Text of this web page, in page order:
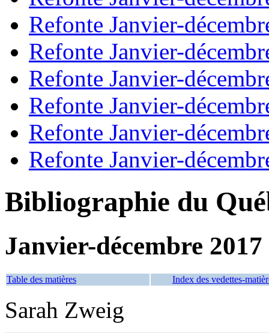
Refonte Janvier-
Refonte Janvier-
Refonte Janvier-
Refonte Janvier-
Refonte Janvier-
Refonte Janvier-
Bibliographie du
Janvier-décembre 2017
Table des matières Index des vedettes-
Sarah Zweig